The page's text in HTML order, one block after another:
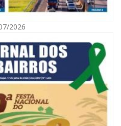
Municipal de Habitação de Interesse
2026